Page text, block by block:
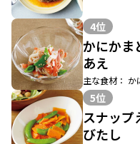
4位
かにかま
あえ
主な食材： か
5位
スナップ
びたし